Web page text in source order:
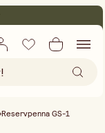
Reservpenna GS-1